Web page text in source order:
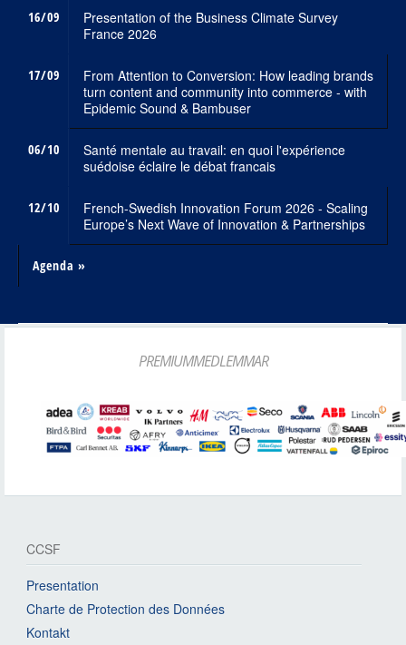
16/09
Presentation of the Business Climate Survey
France 2026
17/09
From Attention to Conversion: How leading brands
turn content and community into commerce - with
Epidemic Sound & Bambuser
06/10
Santé mentale au travail: en quoi l'expérience
suédoise éclaire le débat francais
12/10
French-Swedish Innovation Forum 2026 - Scaling
Europe’s Next Wave of Innovation & Partnerships
Agenda »
PREMIUMMEDLEMMAR
CCSF
Presentation
Charte de Protection des Données
Kontakt